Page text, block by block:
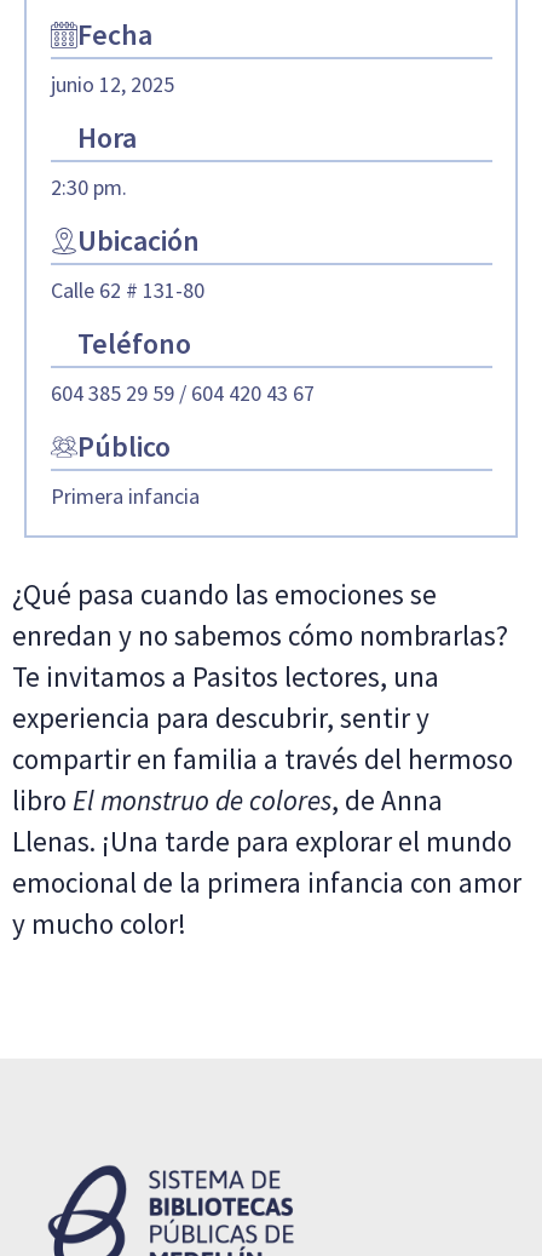
Fecha
junio 12, 2025
Hora
2:30 pm.
Ubicación
Calle 62 # 131-80
Teléfono
604 385 29 59 / 604 420 43 67
Público
Primera infancia
¿Qué pasa cuando las emociones se
enredan y no sabemos cómo nombrarlas?
Te invitamos a Pasitos lectores, una
experiencia para descubrir, sentir y
compartir en familia a través del hermoso
libro El monstruo de colores, de Anna
Llenas. ¡Una tarde para explorar el mundo
emocional de la primera infancia con amor
y mucho color!